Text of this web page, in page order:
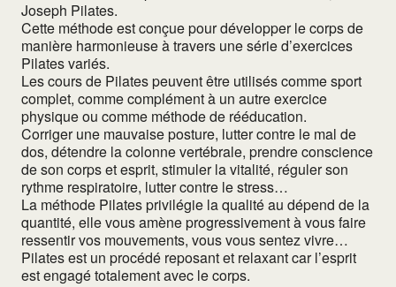
Joseph Pilates.
Cette méthode est conçue pour développer le corps de
manière harmonieuse à travers une série d’exercices
Pilates variés.
Les cours de Pilates peuvent être utilisés comme sport
complet, comme complément à un autre exercice
physique ou comme méthode de rééducation.
Corriger une mauvaise posture, lutter contre le mal de
dos, détendre la colonne vertébrale, prendre conscience
de son corps et esprit, stimuler la vitalité, réguler son
rythme respiratoire, lutter contre le stress…
La méthode Pilates privilégie la qualité au dépend de la
quantité, elle vous amène progressivement à vous faire
ressentir vos mouvements, vous vous sentez vivre…
Pilates est un procédé reposant et relaxant car l’esprit
est engagé totalement avec le corps.